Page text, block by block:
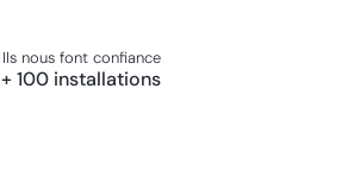
Ils nous font confiance
+ 100 installations